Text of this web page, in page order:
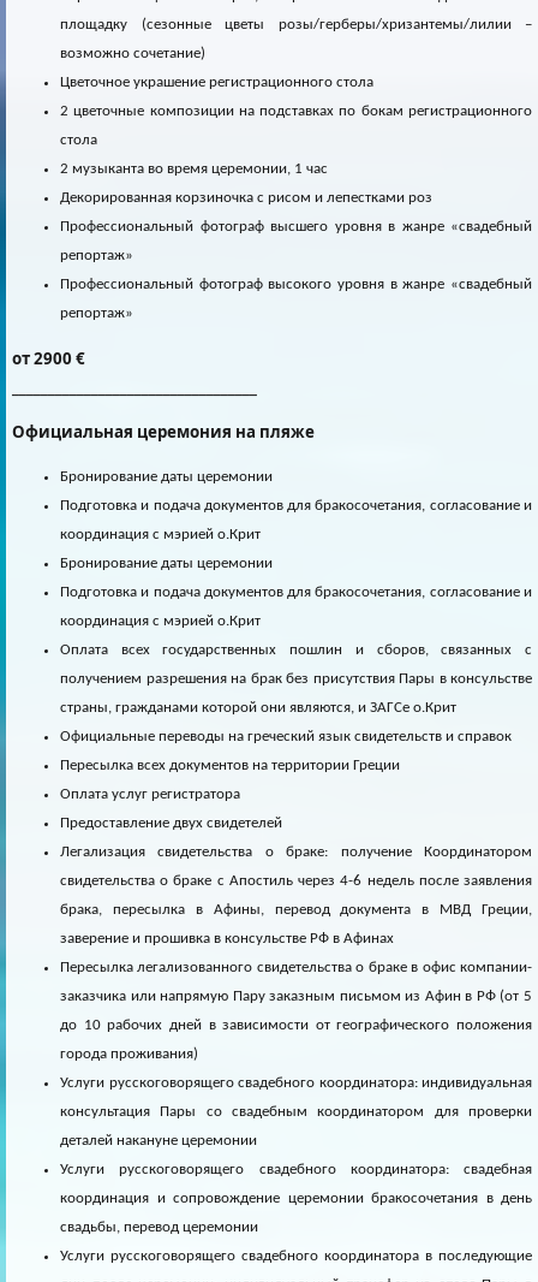
площадку (сезонные цветы розы/герберы/хризантемы/лилии –
возможно сочетание)
Цветочное украшение регистрационного стола
2 цветочные композиции на подставках по бокам регистрационного
стола
2 музыканта во время церемонии, 1 час
Декорированная корзиночка с рисом и лепестками роз
Профессиональный фотограф высшего уровня в жанре «свадебный
репортаж»
Профессиональный фотограф высокого уровня в жанре «свадебный
репортаж»
от 2900 €
Официальная церемония на пляже
Бронирование даты церемонии
Подготовка и подача документов для бракосочетания, согласование и
координация с мэрией о.Крит
Бронирование даты церемонии
Подготовка и подача документов для бракосочетания, согласование и
координация с мэрией о.Крит
Оплата всех государственных пошлин и сборов, связанных с
получением разрешения на брак без присутствия Пары в консульстве
страны, гражданами которой они являются, и ЗАГСе о.Крит
Официальные переводы на греческий язык свидетельств и справок
Пересылка всех документов на территории Греции
Оплата услуг регистратора
Предоставление двух свидетелей
Легализация свидетельства о браке: получение Координатором
свидетельства о браке с Апостиль через 4-6 недель после заявления
брака, пересылка в Афины, перевод документа в МВД Греции,
заверение и прошивка в консульстве РФ в Афинах
Пересылка легализованного свидетельства о браке в офис компании-
заказчика или напрямую Пару заказным письмом из Афин в РФ (от 5
до 10 рабочих дней в зависимости от географического положения
города проживания)
Услуги русскоговорящего свадебного координатора: индивидуальная
консультация Пары со свадебным координатором для проверки
деталей накануне церемонии
Услуги русскоговорящего свадебного координатора: свадебная
координация и сопровождение церемонии бракосочетания в день
свадьбы, перевод церемонии
Услуги русскоговорящего свадебного координатора в последующие